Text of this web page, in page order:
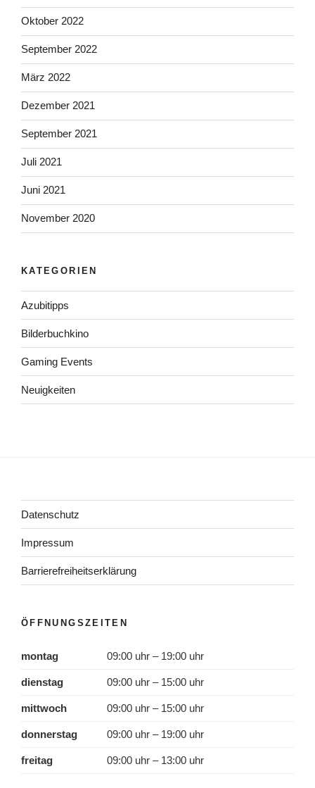
Oktober 2022
September 2022
März 2022
Dezember 2021
September 2021
Juli 2021
Juni 2021
November 2020
KATEGORIEN
Azubitipps
Bilderbuchkino
Gaming Events
Neuigkeiten
Datenschutz
Impressum
Barrierefreiheitserklärung
ÖFFNUNGSZEITEN
montag 09:00 uhr – 19:00 uhr
dienstag 09:00 uhr – 15:00 uhr
mittwoch 09:00 uhr – 15:00 uhr
donnerstag 09:00 uhr – 19:00 uhr
freitag 09:00 uhr – 13:00 uhr